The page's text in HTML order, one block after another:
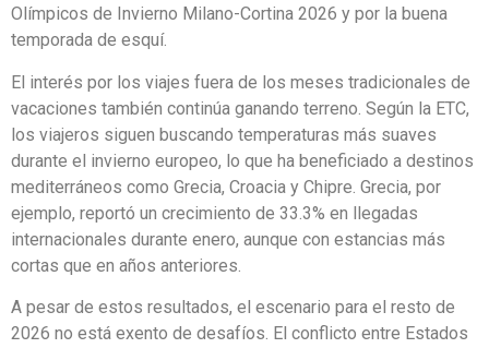
Olímpicos de Invierno Milano-Cortina 2026 y por la buena
temporada de esquí.
El interés por los viajes fuera de los meses tradicionales de
vacaciones también continúa ganando terreno. Según la ETC,
los viajeros siguen buscando temperaturas más suaves
durante el invierno europeo, lo que ha beneficiado a destinos
mediterráneos como Grecia, Croacia y Chipre. Grecia, por
ejemplo, reportó un crecimiento de 33.3% en llegadas
internacionales durante enero, aunque con estancias más
cortas que en años anteriores.
A pesar de estos resultados, el escenario para el resto de
2026 no está exento de desafíos. El conflicto entre Estados